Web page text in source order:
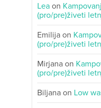
Lea on
(pro/pre)živeti
Emilija on
(pro/pre)živeti
Mirjana on
(pro/pre)živeti
Biljana on Low